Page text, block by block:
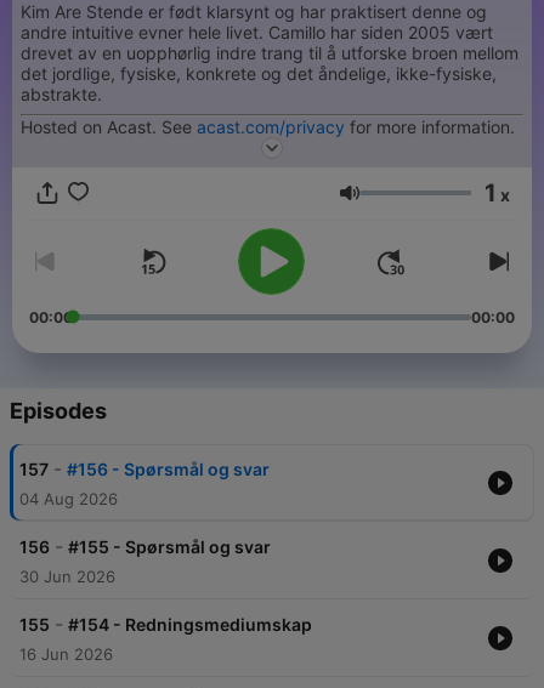
Kim Are Stende er født klarsynt og har praktisert denne og
andre intuitive evner hele livet. Camillo har siden 2005 vært
drevet av en uopphørlig indre trang til å utforske broen mellom
det jordlige, fysiske, konkrete og det åndelige, ikke-fysiske,
abstrakte.
Hosted on Acast. See acast.com/privacy for more information.
Volume 1 x
00:00 00:00
Episodes
157 - #156 - Spørsmål og svar
04 Aug 2026
156 - #155 - Spørsmål og svar
30 Jun 2026
155 - #154 - Redningsmediumskap
16 Jun 2026